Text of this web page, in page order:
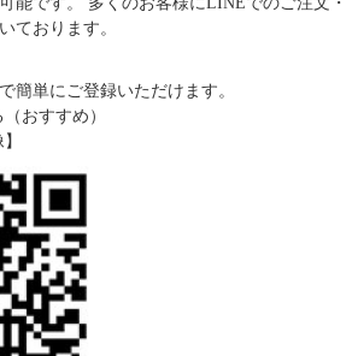
ております。
簡単にご登録いただけます。
おすすめ）